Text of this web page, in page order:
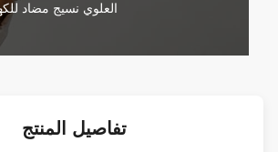
العلوي نسيج مضاد للكهربا...
تفاصيل المنتج